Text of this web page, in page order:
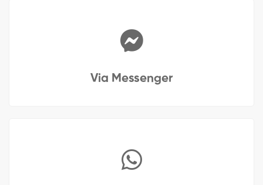
Via Messenger